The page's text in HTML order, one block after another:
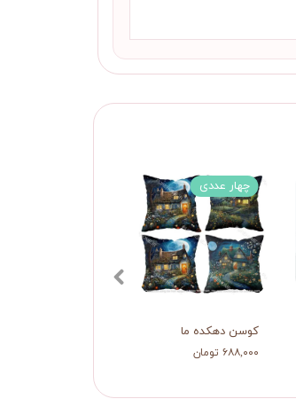
کوسن دهکده ما
۶۸۸,۰۰۰ تومان
چهار عددی